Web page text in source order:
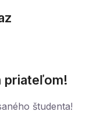
priateľom!
študenta!